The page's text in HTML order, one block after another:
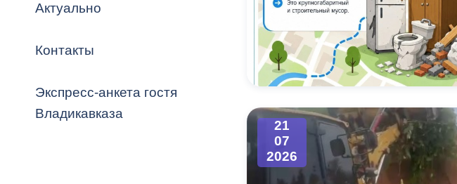
Владикавказ
Распоряжения, постановления
ОРВ и экспертиза НПА
Оценка деятельности органов
Актуально
Контакты
Экспресс-анкета гостя
Владикавказа
21
07
2026